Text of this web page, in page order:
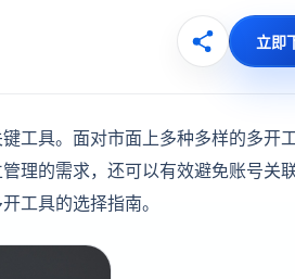
立即
工具。面对市面上多种多样的多开
理的需求，还可以有效避免账号关
工具的选择指南。